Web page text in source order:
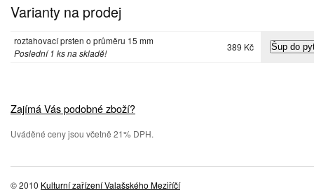
Varianty na prodej
roztahovací prsten o průměru 15 mm
Poslední 1 ks na skladě!
389 Kč
Zajímá Vás podobné zboží?
Uváděné ceny jsou včetně 21% DPH.
© 2010 Kulturní zařízení Valašského Meziříčí